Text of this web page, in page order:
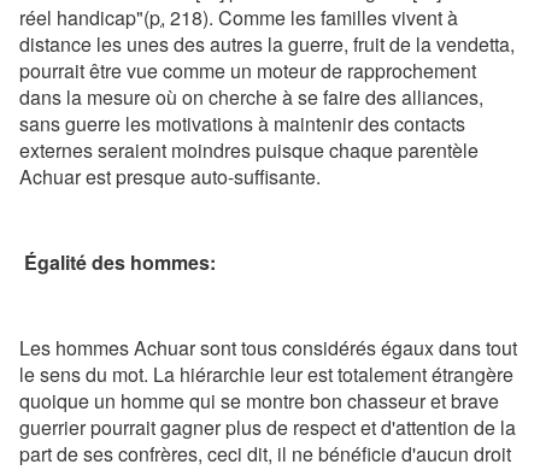
réel handicap"(p. 218). Comme les familles vivent à
distance les unes des autres la guerre, fruit de la vendetta,
pourrait être vue comme un moteur de rapprochement
dans la mesure où on cherche à se faire des alliances,
sans guerre les motivations à maintenir des contacts
externes seraient moindres puisque chaque parentèle
Achuar est presque auto-suffisante.
Égalité des hommes:
Les hommes Achuar sont tous considérés égaux dans tout
le sens du mot. La hiérarchie leur est totalement étrangère
quoique un homme qui se montre bon chasseur et brave
guerrier pourrait gagner plus de respect et d'attention de la
part de ses confrères, ceci dit, il ne bénéficie d'aucun droit